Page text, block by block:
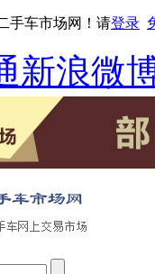
手车市场网！请登录
新浪微